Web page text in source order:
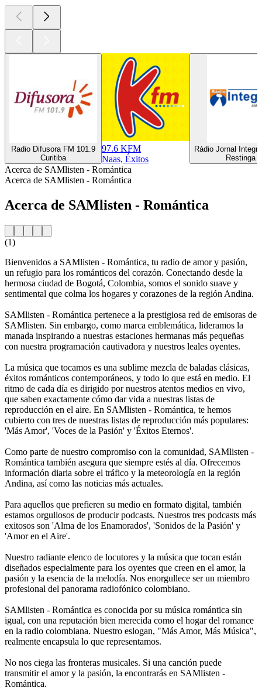
Radio Difusora FM 101.9
Curitiba
97.6 KFM
Naas, Éxitos
Rádio Jornal
Restinga
Acerca de SAMlisten - Romántica
Acerca de SAMlisten - Romántica
Acerca de SAMlisten - Romántica
(1)
Bienvenidos a SAMlisten - Romántica, tu radio de amor y pasión,
un refugio para los románticos del corazón. Conectando desde la
hermosa ciudad de Bogotá, Colombia, somos el sonido suave y
sentimental que colma los hogares y corazones de la región Andina.
SAMlisten - Romántica pertenece a la prestigiosa red de emisoras de
SAMlisten. Sin embargo, como marca emblemática, lideramos la
manada inspirando a nuestras estaciones hermanas más pequeñas
con nuestra programación cautivadora y nuestros leales oyentes.
La música que tocamos es una sublime mezcla de baladas clásicas,
éxitos románticos contemporáneos, y todo lo que está en medio. El
ritmo de cada día es dirigido por nuestros atentos medios en vivo,
que saben exactamente cómo dar vida a nuestras listas de
reproducción en el aire. En SAMlisten - Romántica, te hemos
cubierto con tres de nuestras listas de reproducción más populares:
'Más Amor', 'Voces de la Pasión' y 'Éxitos Eternos'.
Como parte de nuestro compromiso con la comunidad, SAMlisten -
Romántica también asegura que siempre estés al día. Ofrecemos
información diaria sobre el tráfico y la meteorología en la región
Andina, así como las noticias más actuales.
Para aquellos que prefieren su medio en formato digital, también
estamos orgullosos de producir podcasts. Nuestros tres podcasts más
exitosos son 'Alma de los Enamorados', 'Sonidos de la Pasión' y
'Amor en el Aire'.
Nuestro radiante elenco de locutores y la música que tocan están
diseñados especialmente para los oyentes que creen en el amor, la
pasión y la esencia de la melodía. Nos enorgullece ser un miembro
profesional del panorama radiofónico colombiano.
SAMlisten - Romántica es conocida por su música romántica sin
igual, con una reputación bien merecida como el hogar del romance
en la radio colombiana. Nuestro eslogan, "Más Amor, Más Música",
realmente encapsula lo que representamos.
No nos ciega las fronteras musicales. Si una canción puede
transmitir el amor y la pasión, la encontrarás en SAMlisten -
Romántica.